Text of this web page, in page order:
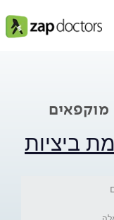
מוקפאים
ביציות